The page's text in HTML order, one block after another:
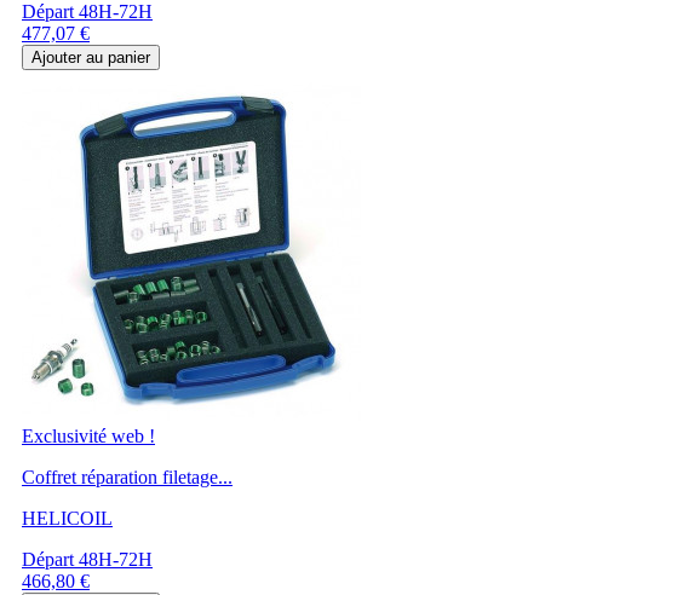
Départ 48H-72H
Prix
477,07 €
Ajouter au panier
Exclusivité web !
Coffret réparation filetage...
HELICOIL
Départ 48H-72H
Prix
466,80 €